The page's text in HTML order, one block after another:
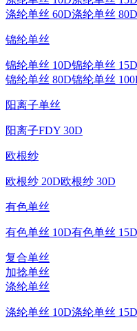
涤纶单丝 60D涤纶单丝 80D
锦纶单丝
锦纶单丝 10D锦纶单丝 15D
锦纶单丝 80D锦纶单丝
阳离子单丝
阳离子FDY 30D
欧根纱
欧根纱 20D欧根纱 30D
有色单丝
有色单丝 10D有色单丝 15D
复合单丝
加捻单丝
涤纶单丝
涤纶单丝 10D涤纶单丝 15D